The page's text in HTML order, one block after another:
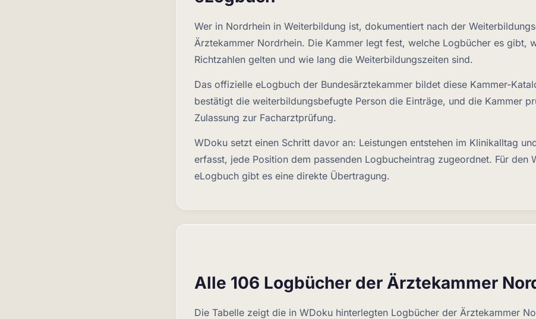
Wer in Nordrhein in Weiterbildung ist, dokumentiert nach der
Ärztekammer Nordrhein. Die Kammer legt fest, welche Logbücher es gibt,
Richtzahlen gelten und wie lang die Weiterbildungszeiten sind.
Das offizielle eLogbuch der Bundesärztekammer bildet diese Kammer-
bestätigt die weiterbildungsbefugte Person die Einträge, und die Kammer
Zulassung zur Facharztprüfung.
WDoku setzt einen Schritt davor an: Leistungen entstehen im Klinikalltag
erfasst, jede Position dem passenden Logbucheintrag zugeordnet. Für den
eLogbuch gibt es eine direkte Übertragung.
Alle 106 Logbücher der Ärztekammer
Die Tabelle zeigt die in WDoku hinterlegten Logbücher der Ärztekammer